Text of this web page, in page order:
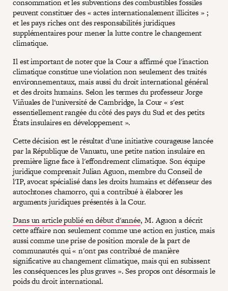
peuvent constituer des « actes internationalement illicites » ;
et les pays riches ont des responsabilités juridiques
supplémentaires pour mener la lutte contre le changement
climatique.
Il est important de noter que la Cour a affirmé que l'inaction
climatique constitue une violation non seulement des traités
environnementaux, mais aussi du droit international général
et des droits humains. Selon les termes du professeur Jorge
Viñuales de l'université de Cambridge, la Cour « s'est
essentiellement rangée du côté des pays du Sud et des petits
États insulaires en développement ».
Cette décision est le résultat d'une initiative courageuse lancée
par la République de Vanuatu, une petite nation insulaire en
première ligne face à l'effondrement climatique. Son équipe
juridique comprenait Julian Aguon, membre du Conseil de
l'IP, avocat spécialisé dans les droits humains et défenseur des
autochtones chamorro, qui a contribué à élaborer les
arguments juridiques présentés à la Cour.
Dans un article publié en début d'année, M. Aguon a décrit
cette affaire non seulement comme une action en justice, mais
aussi comme une prise de position morale de la part de
communautés qui « n'ont pas contribué de manière
significative au changement climatique, mais qui en subissent
les conséquences les plus graves ». Ses propos ont désormais le
poids du droit international.